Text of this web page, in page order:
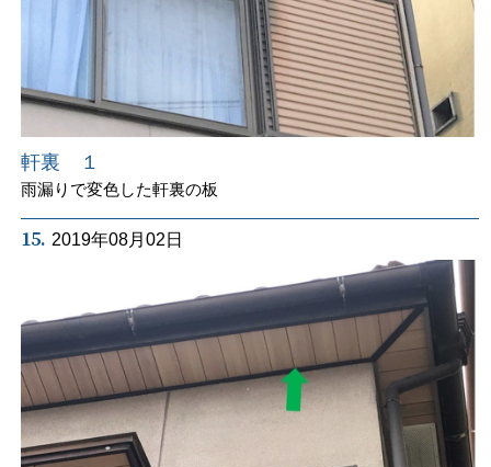
軒裏 １
雨漏りで変色した軒裏の板
15. 2019年08月02日